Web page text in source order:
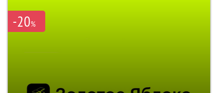
-20%